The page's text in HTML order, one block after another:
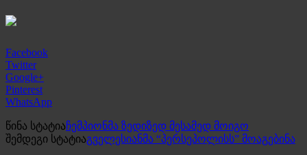
Facebook
Twitter
Google+
Pinterest
WhatsApp
წინა სტატიაჩემპიონმა ზედიზედ მესამედ მოიგო
შემდეგი სტატიაგველესიანმა “პერსეპოლისს” მოაგებინა